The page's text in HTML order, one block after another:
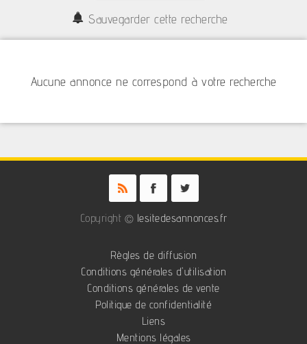
Sauvegarder cette recherche
Aucune annonce ne correspond à votre recherche
Copyright © lesitedesannonces.fr
Règles de diffusion
Conditions générales d'utilisation
Conditions générales de vente
Politique de confidentialité
Liens
Mentions légales